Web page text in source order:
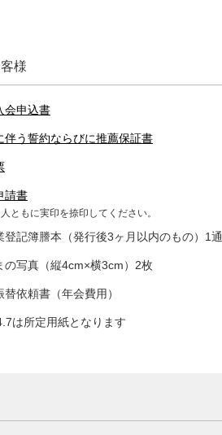
様
会申込書
伴う誓約ならびに推薦保証書
請書
ともに実印を捺印してください。
登記簿謄本（発行後3ヶ月以内のもの）1通
の写真（縦4cm×横3cm）2枚
依頼書（年会費用）
は所定用紙となります